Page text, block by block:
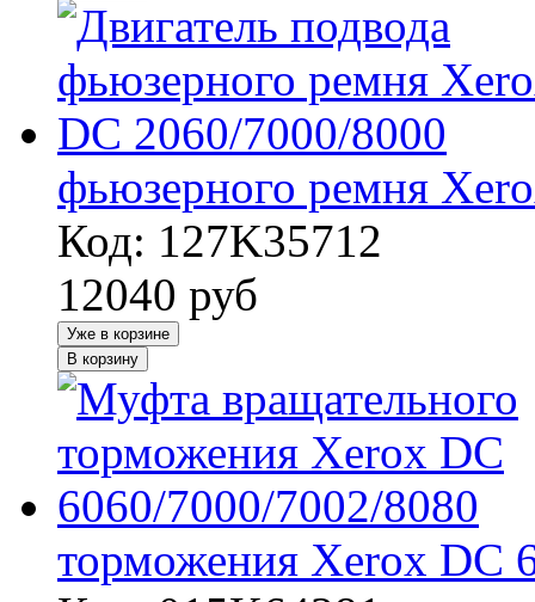
фьюзерного ремня
Код: 127K35712
12040 руб
Уже в корзине
В корзину
торможения Xerox DC